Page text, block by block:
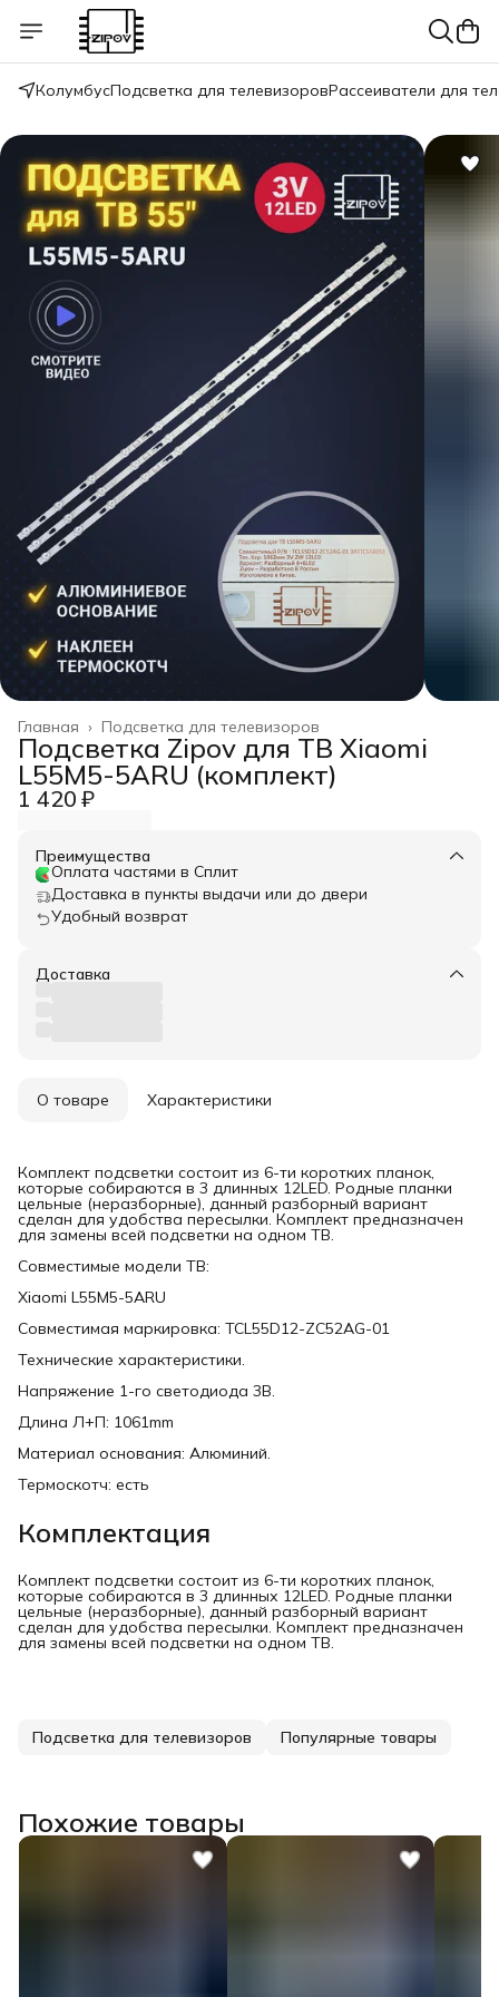
КолумбусПодсветка для телевизоровРассеиватели для
Подсветка для телевизоров
Главная ›
Подсветка Zipov для ТВ Xiaomi
L55M5-5ARU (комплект)
1 420 ₽
Преимущества
Оплата частями в Сплит
Доставка в пункты выдачи или до двери
Удобный возврат
Доставка
О товаре Характеристики
Комплект подсветки состоит из 6-ти коротких планок,
которые собираются в 3 длинных 12LED. Родные планки
цельные (неразборные), данный разборный вариант
сделан для удобства пересылки. Комплект предназначен
для замены всей подсветки на одном ТВ.
Совместимые модели ТВ:
Xiaomi L55M5-5ARU
Совместимая маркировка: TCL55D12-ZC52AG-01
Технические характеристики.
Напряжение 1-го светодиода 3В.
Длина Л+П: 1061mm
Материал основания: Алюминий.
Термоскотч: есть
Комплектация
Комплект подсветки состоит из 6-ти коротких планок,
которые собираются в 3 длинных 12LED. Родные планки
цельные (неразборные), данный разборный вариант
сделан для удобства пересылки. Комплект предназначен
для замены всей подсветки на одном ТВ.
Подсветка для телевизоров Популярные товары
Похожие товары